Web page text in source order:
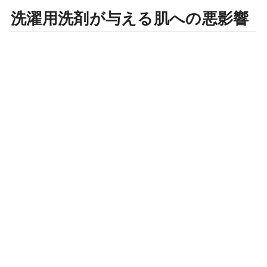
洗濯用洗剤が与える肌への悪影響